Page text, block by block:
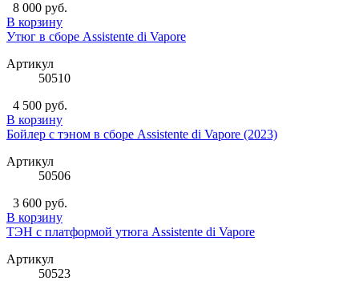
8 000 руб.
В корзину
Утюг в сборе Assistente di Vapore
Артикул
50510
4 500 руб.
В корзину
Бойлер с тэном в сборе Assistente di Vapore (2023)
Артикул
50506
3 600 руб.
В корзину
ТЭН с платформой утюга Assistente di Vapore
Артикул
50523